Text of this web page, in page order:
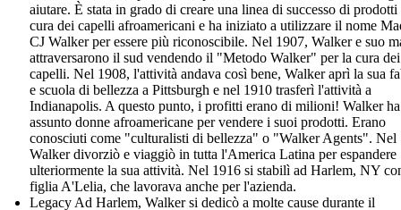
aiutare. È stata in grado di creare una linea di successo di prodotti
cura dei capelli afroamericani e ha iniziato a utilizzare il nome
CJ Walker per essere più riconoscibile. Nel 1907, Walker e suo
attraversarono il sud vendendo il "Metodo Walker" per la cura dei
capelli. Nel 1908, l'attività andava così bene, Walker aprì la sua
e scuola di bellezza a Pittsburgh e nel 1910 trasferì l'attività a
Indianapolis. A questo punto, i profitti erano di milioni! Walker ha
assunto donne afroamericane per vendere i suoi prodotti. Erano
conosciuti come "culturalisti di bellezza" o "Walker Agents". Nel
Walker divorziò e viaggiò in tutta l'America Latina per espandere
ulteriormente la sua attività. Nel 1916 si stabilì ad Harlem, NY
figlia A'Lelia, che lavorava anche per l'azienda.
Legacy Ad Harlem, Walker si dedicò a molte cause durante il